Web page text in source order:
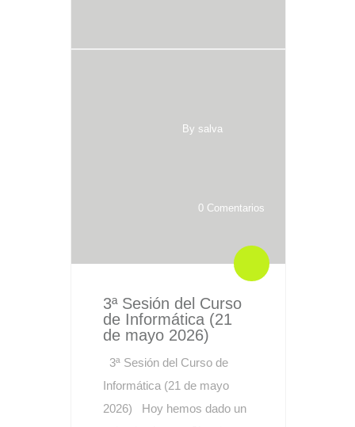
By salva
0 Comentarios
3ª Sesión del Curso
de Informática (21
de mayo 2026)
3ª Sesión del Curso de
Informática (21 de mayo
2026) Hoy hemos dado un